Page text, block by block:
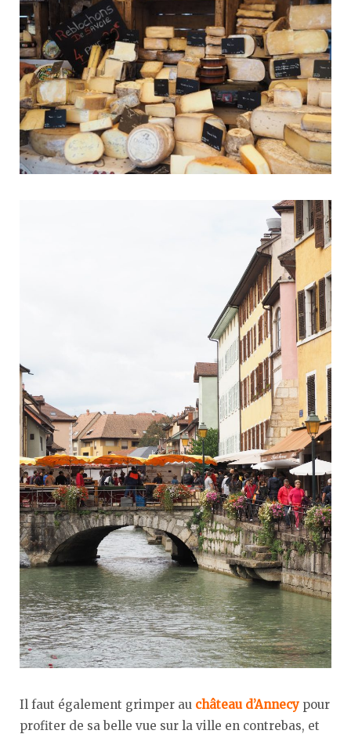
Il faut également grimper au château d’Annecy pour
profiter de sa belle vue sur la ville en contrebas, et